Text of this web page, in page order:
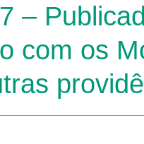
–
com os